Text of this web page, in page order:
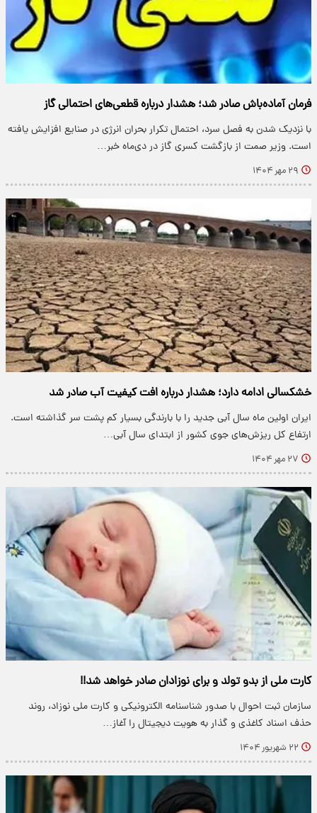
فرمان آماده‌باش صادر شد؛ هشدار درباره قطعی‌های احتمالی گاز
با نزدیک شدن به فصل سرد، احتمال تکرار بحران انرژی در صنایع افزایش یافته
است. وزیر صمت از بازگشت کسری گاز در دی‌ماه خبر…
۲۹ مهر ۱۴۰۴
خشکسالی ادامه دارد؛ هشدار درباره افت کیفیت آب صادر شد
ایران اولین ماه سال آبی جدید را با بارندگی بسیار کم پشت سر گذاشته است.
ارتفاع کل ریزش‌های جوی کشور از ابتدای سال آبی…
۲۷ مهر ۱۴۰۴
کارت ملی از بدو تولد و برای نوزادان صادر خواهد شد!!
سازمان ثبت احوال با صدور شناسنامه الکترونیکی و کارت ملی نوزاد، روند
حذف اسناد کاغذی و گذار به هویت دیجیتال را آغاز…
۲۲ شهریور ۱۴۰۴